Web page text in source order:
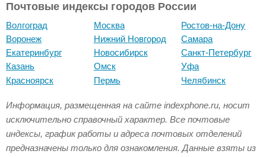
Почтовые индексы городов России
Волгоград
Воронеж
Екатеринбург
Казань
Красноярск
Москва
Нижний Новгород
Новосибирск
Омск
Пермь
Ростов-на-Дону
Самара
Санкт-Петербург
Уфа
Челябинск
Информация, размещенная на сайте indexphone.ru, носит
исключительно справочный характер. Все почтовые
индексы, график работы и адреса почтовых отделений
предназначены только для ознакомления. Данные взяты из